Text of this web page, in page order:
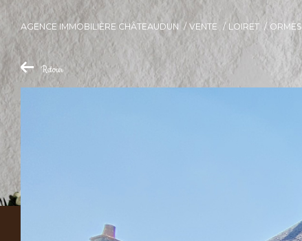
AGENCE IMMOBILIÈRE CHÂTEAUDUN VENTE LOIRET ORMES
Retour